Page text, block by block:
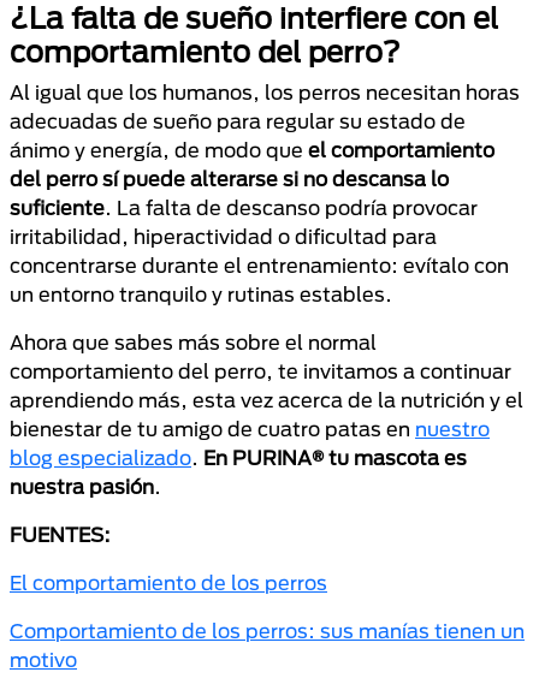
¿La falta de sueño interfiere con el
comportamiento del perro?
Al igual que los humanos, los perros necesitan horas
adecuadas de sueño para regular su estado de
ánimo y energía, de modo que el comportamiento
del perro sí puede alterarse si no descansa lo
suficiente. La falta de descanso podría provocar
irritabilidad, hiperactividad o dificultad para
concentrarse durante el entrenamiento: evítalo con
un entorno tranquilo y rutinas estables.
Ahora que sabes más sobre el normal
comportamiento del perro, te invitamos a continuar
aprendiendo más, esta vez acerca de la nutrición y el
bienestar de tu amigo de cuatro patas en nuestro
blog especializado. En PURINA® tu mascota es
nuestra pasión.
FUENTES:
El comportamiento de los perros
Comportamiento de los perros: sus manías tienen un
motivo